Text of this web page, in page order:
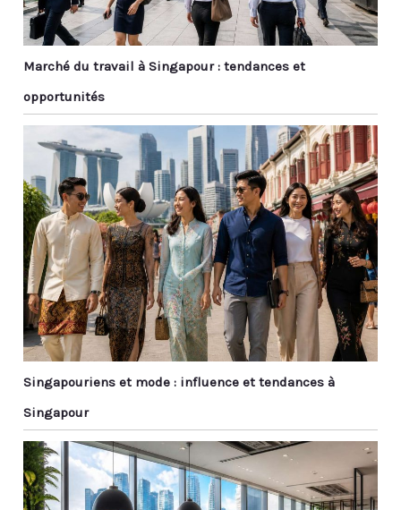
Marché du travail à Singapour : tendances et
opportunités
Singapouriens et mode : influence et tendances à
Singapour